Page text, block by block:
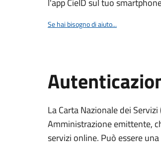
l'app CieID sul tuo
Se hai bisogno di aiuto...
La Carta Nazionale dei
Amministrazione emittente,
servizi online. Può essere